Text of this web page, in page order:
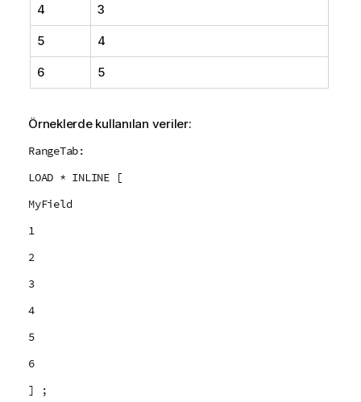
4 3
5 4
6 5
Örneklerde kullanılan veriler:
RangeTab:
LOAD * INLINE [
MyField
1
2
3
4
5
6
] ;